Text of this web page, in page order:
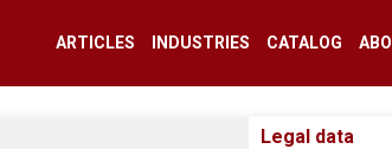
ARTICLES INDUSTRIES CATALOG
Legal data